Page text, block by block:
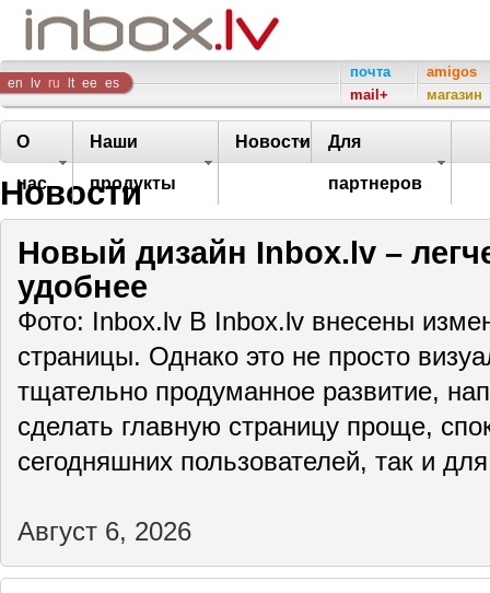
Inbox
Company
en lv ru lt ee es
почта
mail+
amigos
магазин
О
нас
Наши
продукты
Новости Для
партнеров
Новости
Новый дизайн Inbox.lv –
удобнее
Фото: Inbox.lv В Inbox.lv внесены
страницы. Однако это не просто
тщательно продуманное развитие,
сделать главную страницу проще,
сегодняшних пользователей, так и
Август 6, 2026